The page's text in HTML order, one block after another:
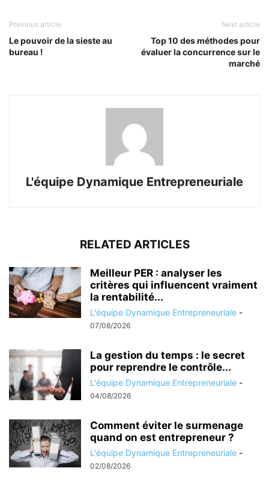
Previous article
Le pouvoir de la sieste au
bureau !
Next article
Top 10 des méthodes pour
évaluer la concurrence sur le
marché
L'équipe Dynamique Entrepreneuriale
RELATED ARTICLES
Meilleur PER : analyser les
critères qui influencent vraiment
la rentabilité...
L'équipe Dynamique Entrepreneuriale -
07/08/2026
La gestion du temps : le secret
pour reprendre le contrôle...
L'équipe Dynamique Entrepreneuriale -
04/08/2026
Comment éviter le surmenage
quand on est entrepreneur ?
L'équipe Dynamique Entrepreneuriale -
02/08/2026